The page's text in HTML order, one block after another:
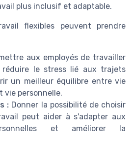
plus inclusif et adaptable.
flexibles peuvent prendre
aux employés de travailler
le stress lié aux trajets
un meilleur équilibre entre vie
vie personnelle.
: Donner la possibilité de choisir
peut aider à s'adapter aux
et améliorer la